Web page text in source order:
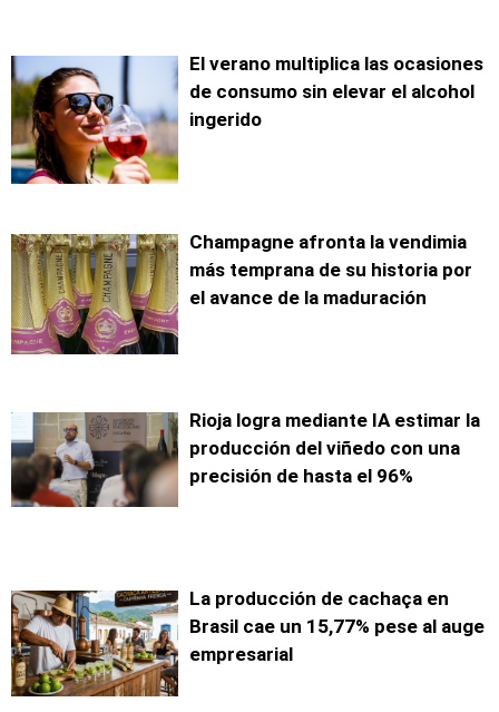
El verano multiplica las ocasiones
de consumo sin elevar el alcohol
ingerido
Champagne afronta la vendimia
más temprana de su historia por
el avance de la maduración
Rioja logra mediante IA estimar la
producción del viñedo con una
precisión de hasta el 96%
La producción de cachaça en
Brasil cae un 15,77% pese al auge
empresarial